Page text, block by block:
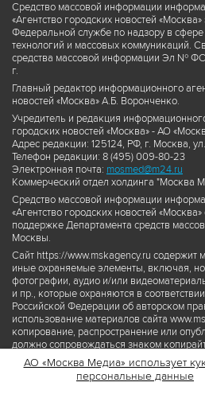
Средство массовой информации
«Агентство городских новостей
Федеральной службе по надзору в
технологий и массовых коммуникаций.
средства массовой информации Эл №
г.
Главный редактор информационного
новостей «Москва» А.Б. Воронченко.
Учредитель и редакция
городских новостей «Москва» - АО
Адрес редакции: 125124, РФ, г. Москва,
Телефон редакции: 8 (495) 009-80-23
Электронная почта: mosmed@m24.ru
Коммерческий отдел холдинга "Москва
Средство массовой информации
«Агентство городских новостей
поддержке Департамента средств
Москвы.
Сайт https://www.mskagency.ru содержит
иные охраняемые элементы, включая,
фотографии, аудио и/или
и пр., которые охраняются в
Российской Федерации об авторском
использование материалов сайта
копирование, распространение или
должно сопровождаться знаком
правообладателя © АО «Москва Медиа»,
www.mskagency.ru как на
материалов сайта www.mskagency.ru не
АО «Москва Медиа» использует
персональные данные